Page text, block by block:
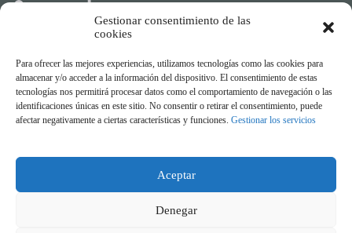
Gestionar consentimiento de las
cookies
Para ofrecer las mejores experiencias, utilizamos tecnologías como las cookies para
almacenar y/o acceder a la información del dispositivo. El consentimiento de estas
tecnologías nos permitirá procesar datos como el comportamiento de navegación o las
identificaciones únicas en este sitio. No consentir o retirar el consentimiento, puede
afectar negativamente a ciertas características y funciones. Gestionar los servicios
Aceptar
Denegar
Compartiendo experiencias,
conectando generaciones